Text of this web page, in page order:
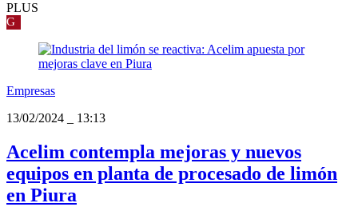
PLUS
G
Empresas
13/02/2024
13:13
Acelim contempla mejoras y nuevos
equipos en planta de procesado de limón
en Piura